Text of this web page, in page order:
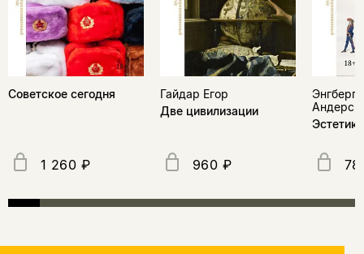
Советское сегодня
1 260 ₽
Гайдар Егор
Две цивилизации
960 ₽
Андерс